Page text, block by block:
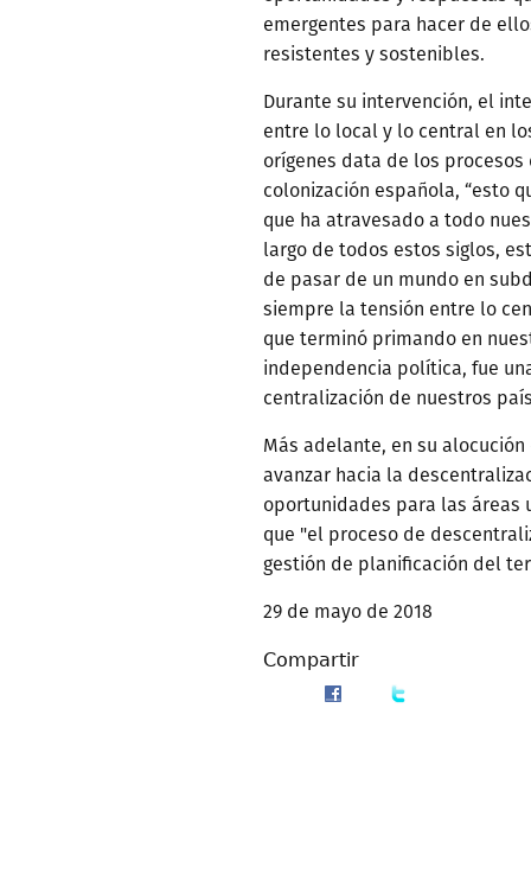
emergentes para hacer de
resistentes y sostenibles.
Durante su intervención, el
entre lo local y lo central en
orígenes data de los
colonización española, “esto
que ha atravesado a todo
largo de todos estos siglos,
de pasar de un mundo en
siempre la tensión entre lo
que terminó primando en
independencia política, fue
centralización de nuestros
Más adelante, en su
avanzar hacia la
oportunidades para las áreas
que "el proceso de
gestión de planificación del
29 de mayo de 2018
Compartir